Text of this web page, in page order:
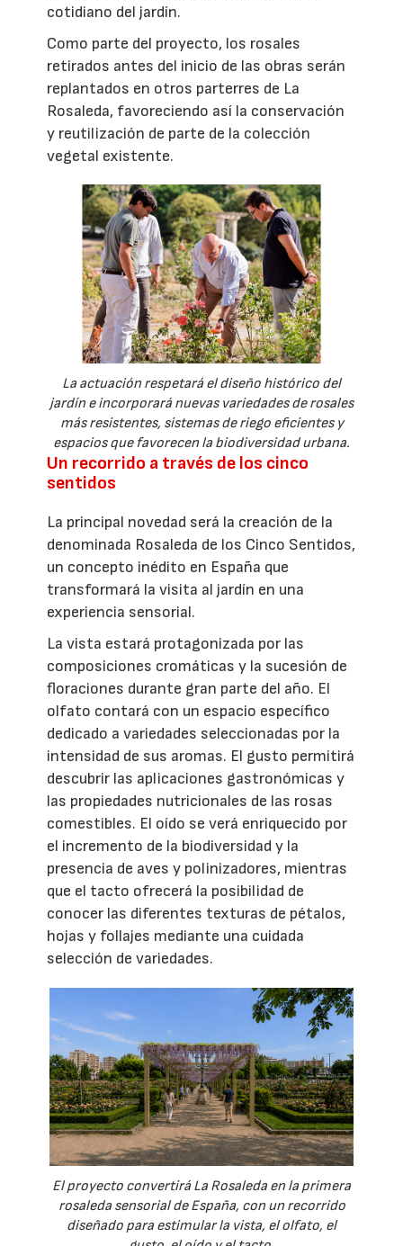
cotidiano del jardín.
Como parte del proyecto, los rosales
retirados antes del inicio de las obras serán
replantados en otros parterres de La
Rosaleda, favoreciendo así la conservación
y reutilización de parte de la colección
vegetal existente.
La actuación respetará el diseño histórico del
jardín e incorporará nuevas variedades de rosales
más resistentes, sistemas de riego eficientes y
espacios que favorecen la biodiversidad urbana.
Un recorrido a través de los cinco
sentidos
La principal novedad será la creación de la
denominada Rosaleda de los Cinco Sentidos,
un concepto inédito en España que
transformará la visita al jardín en una
experiencia sensorial.
La vista estará protagonizada por las
composiciones cromáticas y la sucesión de
floraciones durante gran parte del año. El
olfato contará con un espacio específico
dedicado a variedades seleccionadas por la
intensidad de sus aromas. El gusto permitirá
descubrir las aplicaciones gastronómicas y
las propiedades nutricionales de las rosas
comestibles. El oído se verá enriquecido por
el incremento de la biodiversidad y la
presencia de aves y polinizadores, mientras
que el tacto ofrecerá la posibilidad de
conocer las diferentes texturas de pétalos,
hojas y follajes mediante una cuidada
selección de variedades.
El proyecto convertirá La Rosaleda en la primera
rosaleda sensorial de España, con un recorrido
diseñado para estimular la vista, el olfato, el